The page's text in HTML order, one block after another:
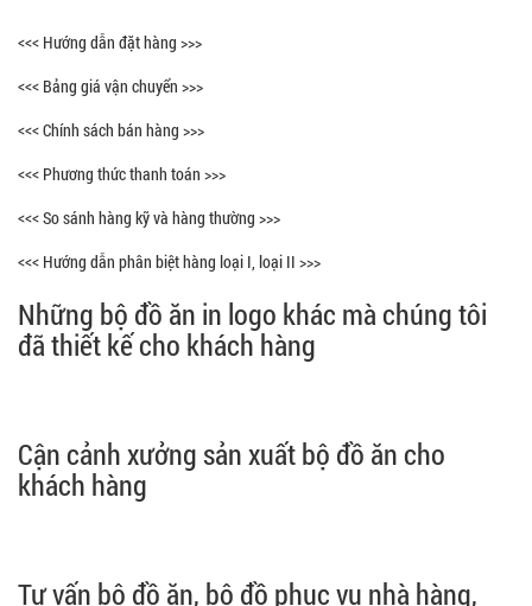
<<< Hướng dẫn đặt hàng >>>
<<< Bảng giá vận chuyển >>>
<<< Chính sách bán hàng >>>
<<< Phương thức thanh toán >>>
<<< So sánh hàng kỹ và hàng thường >>>
<<< Hướng dẫn phân biệt hàng loại I, loại II >>>
Những bộ đồ ăn in logo khác mà chúng tôi
đã thiết kế cho khách hàng
Cận cảnh xưởng sản xuất bộ đồ ăn cho
khách hàng
Tư vấn bộ đồ ăn, bộ đồ phục vụ nhà hàng,